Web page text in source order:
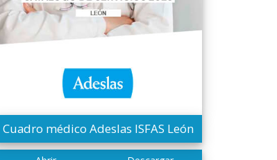
Cuadro médico Adeslas ISFAS León